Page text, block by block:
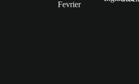
Fevrier